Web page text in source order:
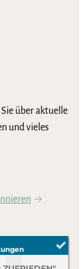
über aktuelle
und vieles